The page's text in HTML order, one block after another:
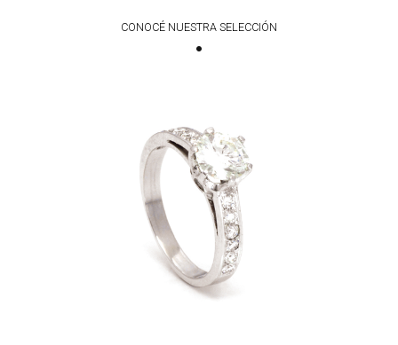
CONOCÉ NUESTRA SELECCIÓN